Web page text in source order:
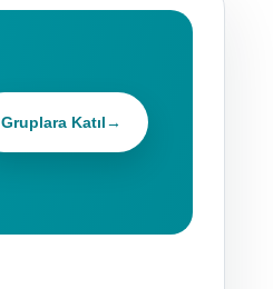
Gruplara Katıl→